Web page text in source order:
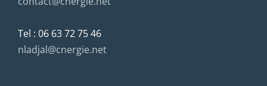
Tel : 06 63 72 75 46
nladjal@cnergie.net